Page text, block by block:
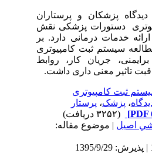
پزشکان و پرستاران
دستورات پزشکی نقش
خدمات درمانی دارد. بر
سیستم ثبت کامپیوتری
جریان کار، روابط
تاثیر معنی داری داشت.
ثبت کامپیوتری
،پزشک،پرستار
اصیل| موضوع مقاله: